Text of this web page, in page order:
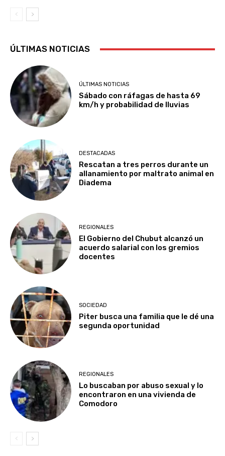
ÚLTIMAS NOTICIAS
ÚLTIMAS NOTICIAS
Sábado con ráfagas de hasta 69
km/h y probabilidad de lluvias
DESTACADAS
Rescatan a tres perros durante un
allanamiento por maltrato animal en
Diadema
REGIONALES
El Gobierno del Chubut alcanzó un
acuerdo salarial con los gremios
docentes
SOCIEDAD
Piter busca una familia que le dé una
segunda oportunidad
REGIONALES
Lo buscaban por abuso sexual y lo
encontraron en una vivienda de
Comodoro